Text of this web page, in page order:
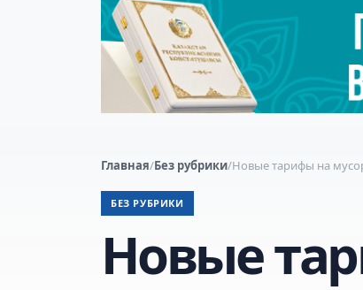
Главная/Без рубрики/Новые тарифы на
БЕЗ РУБРИКИ
Новые